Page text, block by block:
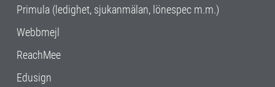
Primula (ledighet, sjukanmälan, lönespec m.m.)
Webbmejl
ReachMee
Edusign